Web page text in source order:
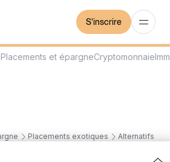
S'inscrire
Placements et épargneCryptomonnaie
Placements exotiques Alternatifs